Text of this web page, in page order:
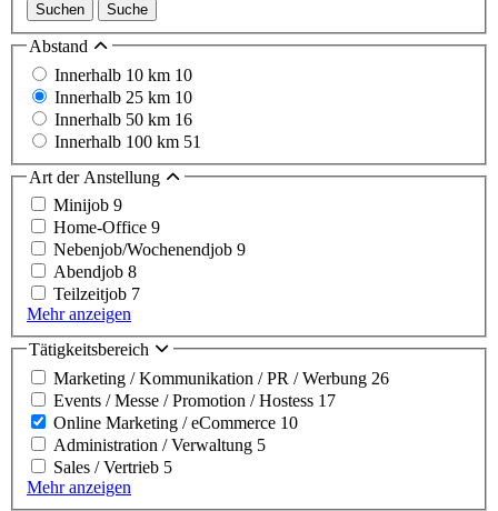
Suchen Suche
Abstand
Innerhalb 10 km 10
Innerhalb 25 km 10
Innerhalb 50 km 16
Innerhalb 100 km 51
Art der Anstellung
Minijob 9
Home-Office 9
Nebenjob/Wochenendjob 9
Abendjob 8
Teilzeitjob 7
Mehr anzeigen
Tätigkeitsbereich
Marketing / Kommunikation / PR / Werbung 26
Events / Messe / Promotion / Hostess 17
Online Marketing / eCommerce 10
Administration / Verwaltung 5
Sales / Vertrieb 5
Mehr anzeigen